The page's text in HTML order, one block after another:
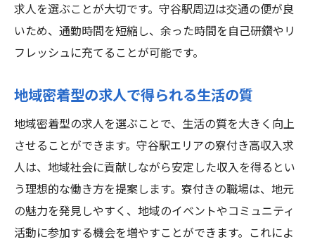
求人を選ぶことが大切です。守谷駅周辺は交通の便が良
いため、通勤時間を短縮し、余った時間を自己研鑽やリ
フレッシュに充てることが可能です。
地域密着型の求人で得られる生活の質
地域密着型の求人を選ぶことで、生活の質を大きく向上
させることができます。守谷駅エリアの寮付き高収入求
人は、地域社会に貢献しながら安定した収入を得るとい
う理想的な働き方を提案します。寮付きの職場は、地元
の魅力を発見しやすく、地域のイベントやコミュニティ
活動に参加する機会を増やすことができます。これによ